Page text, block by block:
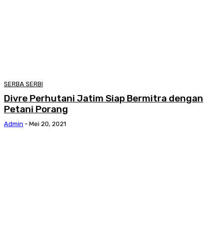
SERBA SERBI
Divre Perhutani Jatim Siap Bermitra dengan
Petani Porang
Admin - Mei 20, 2021